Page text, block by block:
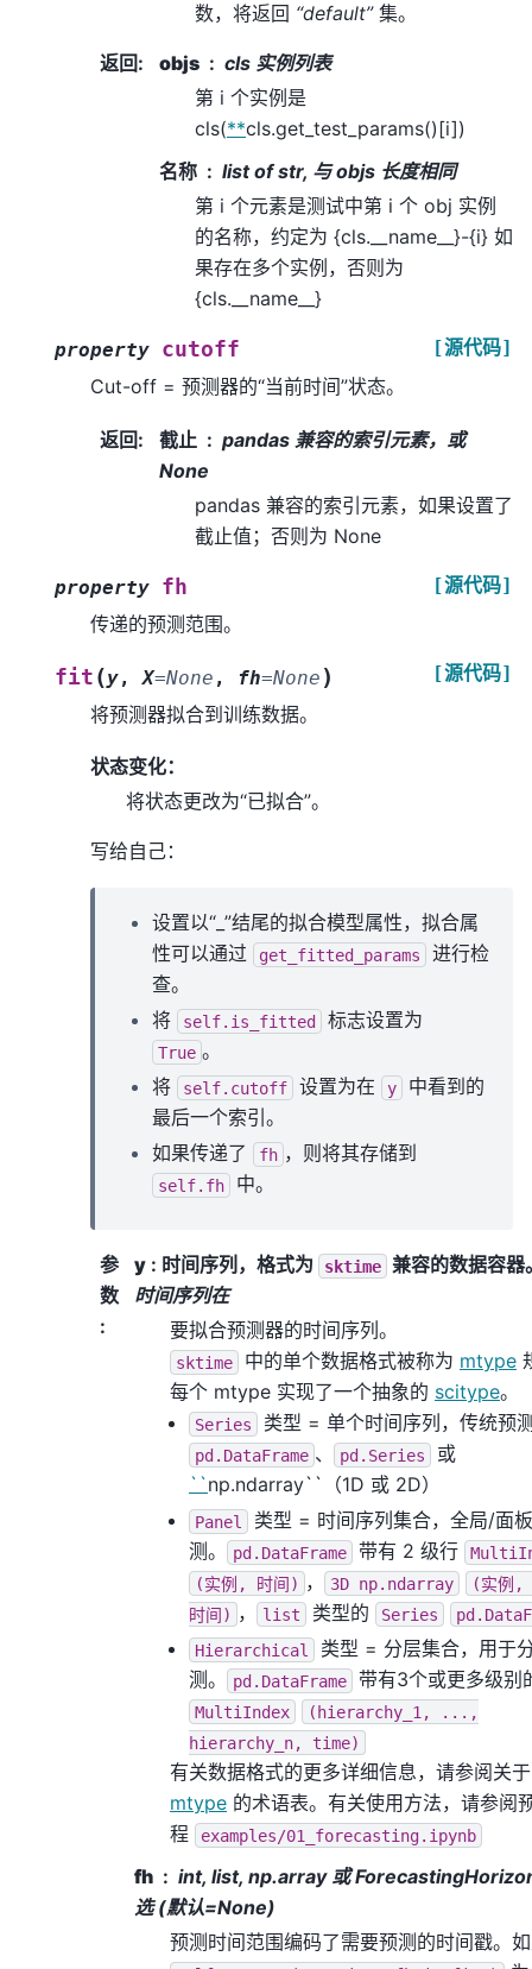
数，将返回 “default”集。
返回: objs
cls 实例列表
第 i 个实例是
cls(**cls.get_test_params()[i])
名称
list of str, 与 objs 长度相同
第 i 个元素是测试中第 i 个 obj 实例
的名称，约定为 {cls.__name__}-{i} 如
果存在多个实例，否则为
{cls.__name__}
property cutoff [源代码]
Cut-off = 预测器的“当前时间”状态。
返回: 截止
pandas 兼容的索引元素，或
None
pandas 兼容的索引元素，如果设置了
截止值；否则为 None
property fh [源代码]
传递的预测范围。
fit (y, X=None , fh=None ) [源代码]
将预测器拟合到训练数据。
状态变化：
将状态更改为“已拟合”。
写给自己：
设置以“_”结尾的拟合模型属性，拟合属
性可以通过
get_fitted_params
进行检
查。
将
self.is_fitted 标志设置为
True 。
将
self.cutoff 设置为在 y
中看到的
最后一个索引。
如果传递了
fh ，则将其存储到
self.fh 中。
参
数
:
y : 时间序列，格式为 sktime 兼容的数据容器
时间序列在
要拟合预测器的时间序列。
sktime 中的单个数据格式被称为 mtype
每个 mtype 实现了一个抽象的 scitype。
Series 类型 = 单个时间序列，传统预
pd.DataFrame 、 pd.Series
或
``np.ndarray``（1D 或 2D）
Panel
类型 = 时间序列集合，全局/面
测。
pd.DataFrame 带有 2 级行
(实例,
时间) ， 3D np.ndarray
(实例,
时间) ， list 类型的 Series
Hierarchical
类型 = 分层集合，用于
测。
pd.DataFrame 带有3个或更多级别
MultiIndex (hierarchy_1,
...,
hierarchy_n,
time)
有关数据格式的更多详细信息，请参阅关于
mtype 的术语表。有关使用方法，请参阅
程
examples/01_forecasting.ipynb
fh
int, list, np.array 或
选 (默认=None)
预测时间范围编码了需要预测的时间戳。